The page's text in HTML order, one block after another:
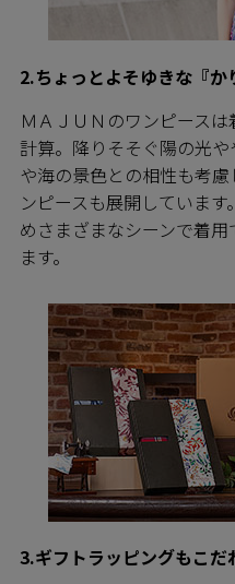
2.ちょっとよそゆきな『か
ＭＡＪＵＮのワンピース
計算。降りそそぐ陽の光
や海の景色との相性も考
ンピースも展開していま
めさまざまなシーンで着
ます。
3.ギフトラッピングもこだ